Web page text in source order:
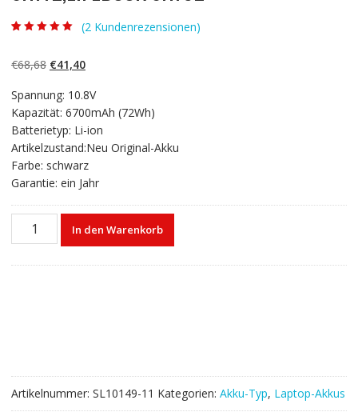
basierend auf
Kundenbewertun
(2 Kundenrezensionen)
€68,68 Ursprünglicher
war:
€68,68
€41,40Aktueller
ist:
€41,40.
Spannung: 10.8V
Kapazität: 6700mAh (72Wh)
Batterietyp: Li-ion
Artikelzustand:Neu Original-Akku
Farbe: schwarz
Garantie: ein Jahr
Laptop
Menge
In den Warenkorb
Artikelnummer: SL10149-11 Kategorien: Akku-Typ, Laptop-Akkus